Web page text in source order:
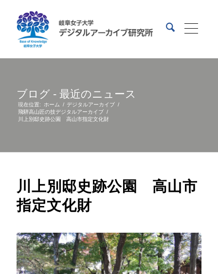
ブログ - 最近のニュース
現在位置: ホーム / デジタルアーカイブ /
飛騨高山匠の技デジタルアーカイブ /
川上別邸史跡公園 高山市指定文化財
川上別邸史跡公園 高山市
指定文化財